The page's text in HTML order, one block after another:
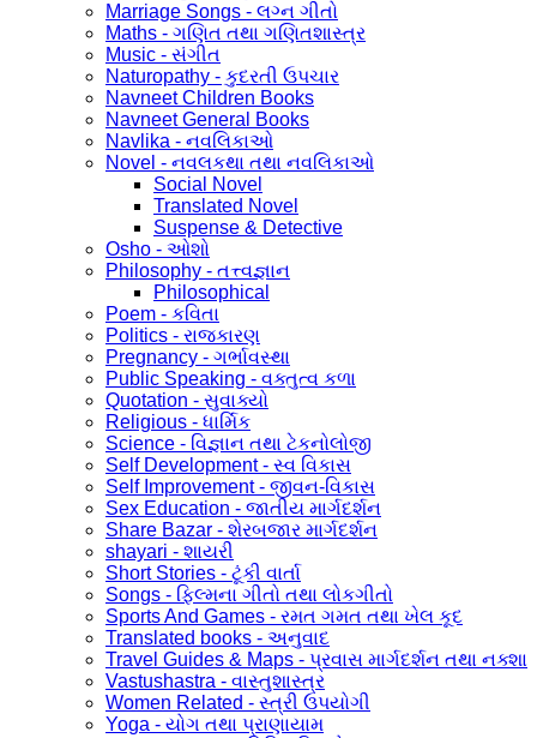
Marriage Songs - લગ્ન ગીતો
Maths - ગણિત તથા ગણિતશાસ્ત્ર
Music - સંગીત
Naturopathy - કુદરતી ઉપચાર
Navneet Children Books
Navneet General Books
Navlika - નવલિકાઓ
Novel - નવલકથા તથા નવલિકાઓ
Social Novel
Translated Novel
Suspense & Detective
Osho - ઓશો
Philosophy - તત્ત્વજ્ઞાન
Philosophical
Poem - કવિતા
Politics - રાજકારણ
Pregnancy - ગર્ભાવસ્થા
Public Speaking - વક્તુત્વ કળા
Quotation - સુવાક્યો
Religious - ધાર્મિક
Science - વિજ્ઞાન તથા ટેકનોલોજી
Self Development - સ્વ વિકાસ
Self Improvement - જીવન-વિકાસ
Sex Education - જાતીય માર્ગદર્શન
Share Bazar - શેરબજાર માર્ગદર્શન
shayari - શાયરી
Short Stories - ટૂંકી વાર્તા
Songs - ફિલ્મના ગીતો તથા લોકગીતો
Sports And Games - રમત ગમત તથા ખેલ કૂદ
Translated books - અનુવાદ
Travel Guides & Maps - પ્રવાસ માર્ગદર્શન તથા નક્શા
Vastushastra - વાસ્તુશાસ્ત્ર
Women Related - સ્ત્રી ઉપયોગી
Yoga - યોગ તથા પ્રાણાયામ